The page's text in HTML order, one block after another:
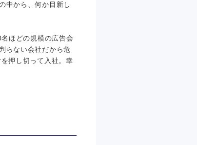
中から、何か目新し
ほどの規模の広告会
らない会社だから危
押し切って入社。幸